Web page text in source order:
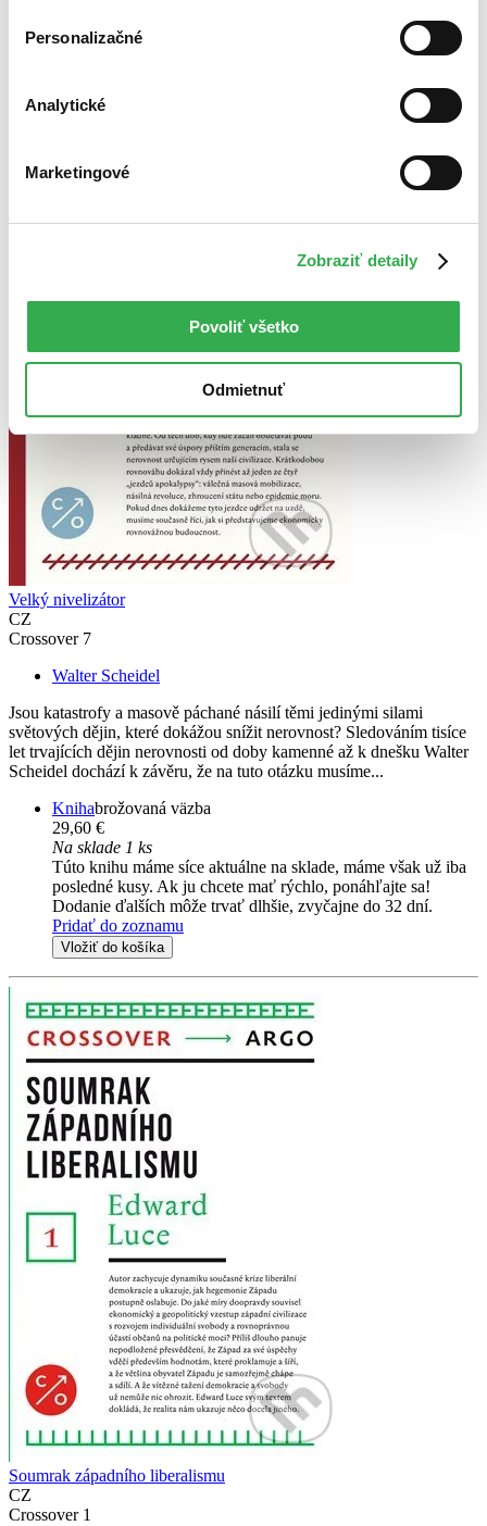
Personalizačné
Analytické
Marketingové
Zobraziť detaily
Povoliť všetko
Odmietnuť
Dodanie ďalších môže trvať dlhšie, zvyčajne do 22 dní.
Pridať do zoznamu
Velký nivelizátor
CZ
Crossover 7
Walter Scheidel
Jsou katastrofy a masově páchané násilí těmi jedinými silami
světových dějin, které dokážou snížit nerovnost? Sledováním tisíce
let trvajících dějin nerovnosti od doby kamenné až k dnešku Walter
Scheidel dochází k závěru, že na tuto otázku musíme...
Knihabrožovaná väzba
29,60 €
Na sklade 1 ks
Túto knihu máme síce aktuálne na sklade, máme však už iba
posledné kusy. Ak ju chcete mať rýchlo, ponáhľajte sa!
Dodanie ďalších môže trvať dlhšie, zvyčajne do 32 dní.
Pridať do zoznamu
Vložiť do košíka
Soumrak západního liberalismu
CZ
Crossover 1